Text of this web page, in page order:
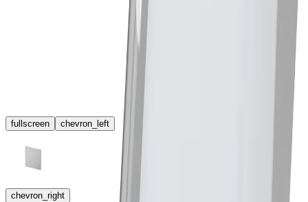
fullscreen chevron_left
chevron_right